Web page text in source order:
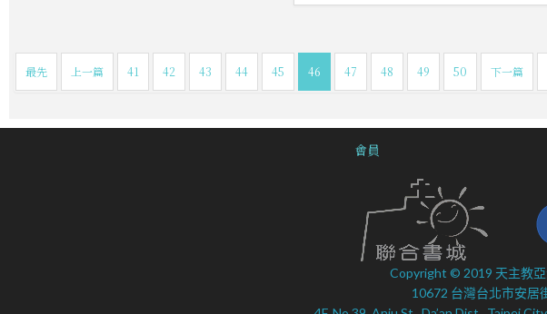
最先 上一篇 41 42 43 44 45 46 47 48 49 50 下一篇
會員
Copyright © 2019 天主教
10672 台灣台北市安居